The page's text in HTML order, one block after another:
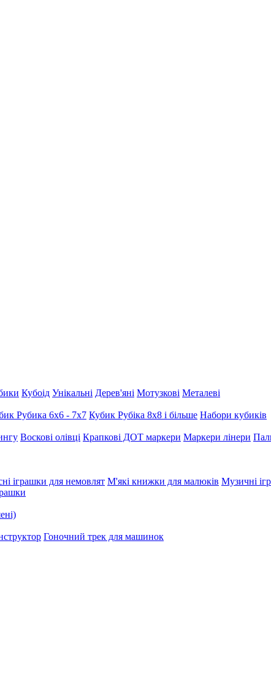
Кубоід Унікальні Дерев'яні Мотузкові Металеві
Рубика 6х6 - 7х7 Кубик Рубіка 8х8 і більше Набори кубиків
Воскові олівці Крапкові ДОТ маркери Маркери лінери
іграшки для немовлят М'які книжки для малюків Музичні
Гоночний трек для машинок